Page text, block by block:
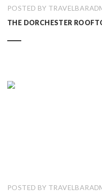
POSTED BY
THE DORCHESTER
POSTED BY